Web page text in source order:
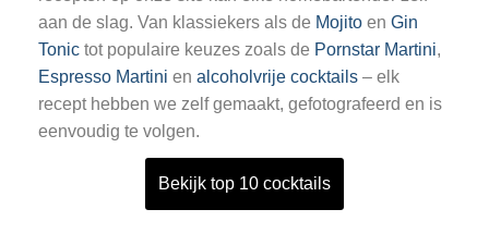
aan de slag. Van klassiekers als de Mojito en Gin
Tonic tot populaire keuzes zoals de Pornstar Martini,
Espresso Martini en alcoholvrije cocktails – elk
recept hebben we zelf gemaakt, gefotografeerd en is
eenvoudig te volgen.
Bekijk top 10 cocktails